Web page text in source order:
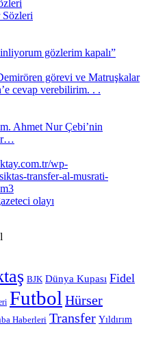
gözlerim kapalı”
cevap verebilirim. . .
Ahmet Nur Çebi’nin
olayı
BJK Dünya Kupası Fidel
Futbol Hürser
Haberleri Transfer Yıldırım